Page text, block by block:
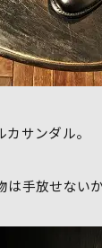
サンダル。
は手放せない